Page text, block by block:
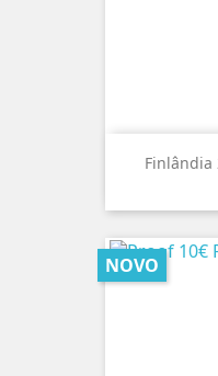
Finlândia
NOVO